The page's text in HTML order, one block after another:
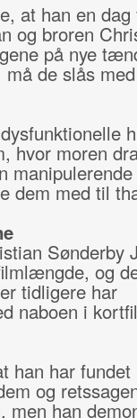
at han en
og broren
på nye
de slås
hvor moren
dem med til
Sønderby
og
tidligere har
naboen i
han har fundet
og
men han